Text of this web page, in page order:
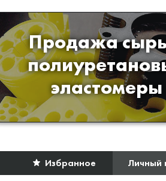
Продажа
эластомеры
Продажа
производства
Избранное Личный